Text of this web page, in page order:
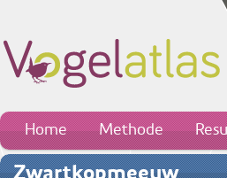
Home Methode